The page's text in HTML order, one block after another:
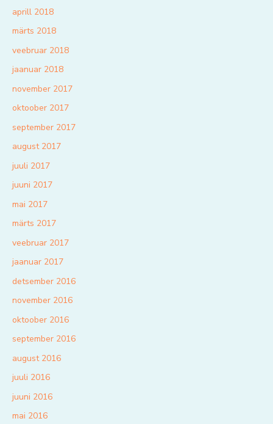
aprill 2018
märts 2018
veebruar 2018
jaanuar 2018
november 2017
oktoober 2017
september 2017
august 2017
juuli 2017
juuni 2017
mai 2017
märts 2017
veebruar 2017
jaanuar 2017
detsember 2016
november 2016
oktoober 2016
september 2016
august 2016
juuli 2016
juuni 2016
mai 2016